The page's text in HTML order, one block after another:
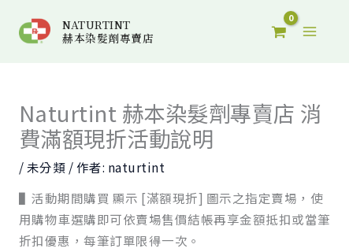
NATURTINT
赫本染髮劑專賣店
Naturtint 赫本染髮劑專賣店 消
費滿額現折活動說明
/未分類 / 作者: naturtint
▌活動期間購買 顯示 [滿額現折] 圖示之指定賣場，使
用購物車選購即可依賣場售價結帳再享金額抵扣或當筆
折扣優惠，每筆訂單限得一次。
尋
字